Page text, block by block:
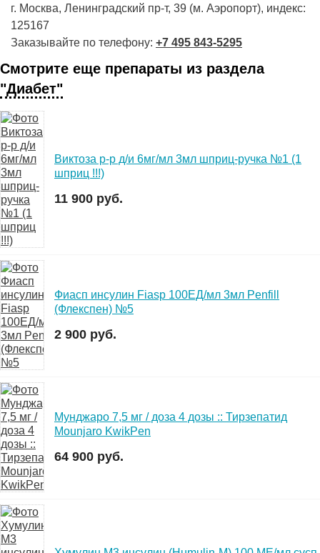
г. Москва, Ленинградский пр-т, 39 (м. Аэропорт), индекс:
125167
Заказывайте по телефону: +7 495 843-5295
Смотрите еще препараты из раздела
"Диабет"
Виктоза р-р д/и 6мг/мл 3мл шприц-ручка №1 (1
шприц !!!)
11 900 руб.
Фиасп инсулин Fiasp 100ЕД/мл 3мл Penfill
(Флекспен) №5
2 900 руб.
Мунджаро 7,5 мг / доза 4 дозы :: Тирзепатид
Mounjaro KwikPen
64 900 руб.